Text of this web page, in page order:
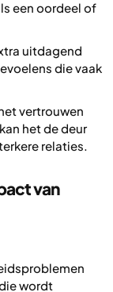
een oordeel of
uitdagend
die vaak
vertrouwen
het de deur
relaties.
van
wordt